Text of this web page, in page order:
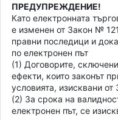
ПРЕДУПРЕЖДЕНИЕ!
Като електронната
е изменен от Закон №
правни последици и
по електронен път
(1) Договорите,
ефекти, които законът
условията, изисквани от
(2) За срока на
електронен път, се